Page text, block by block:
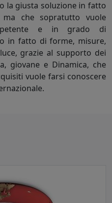
la giusta soluzione in fatto
ma che sopratutto vuole
e in grado di
in fatto di forme, misure,
grazie al supporto dei
giovane e Dinamica, che
vuole farsi conoscere